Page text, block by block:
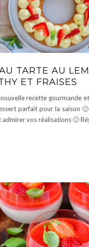
TARTE AU
ET FRAISES
recette gourmande
parfait pour la saison 🙂
vos réalisations 🙂